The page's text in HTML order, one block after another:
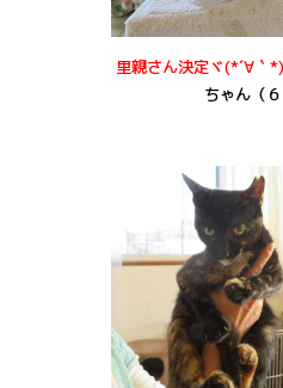
里親さん決定ヾ(*´∀｀
ちゃん（６